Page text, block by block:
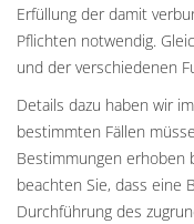
Erfüllung der damit
Pflichten notwendig.
und der verschiedenen
Details dazu haben wir
bestimmten Fällen
Bestimmungen erhoben
beachten Sie, dass eine
Durchführung des